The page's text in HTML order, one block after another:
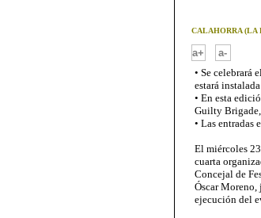
CALAHORRA (LA
a+
a-
• Se celebrará
estará
• En esta
Guilty
• Las entradas
El miércoles
cuarta
Concejal de
Óscar Moreno,
ejecución del